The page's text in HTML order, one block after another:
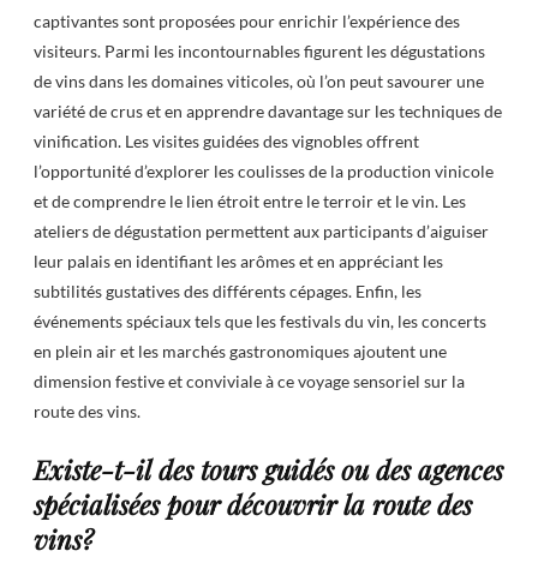
captivantes sont proposées pour enrichir l’expérience des
visiteurs. Parmi les incontournables figurent les dégustations
de vins dans les domaines viticoles, où l’on peut savourer une
variété de crus et en apprendre davantage sur les techniques de
vinification. Les visites guidées des vignobles offrent
l’opportunité d’explorer les coulisses de la production vinicole
et de comprendre le lien étroit entre le terroir et le vin. Les
ateliers de dégustation permettent aux participants d’aiguiser
leur palais en identifiant les arômes et en appréciant les
subtilités gustatives des différents cépages. Enfin, les
événements spéciaux tels que les festivals du vin, les concerts
en plein air et les marchés gastronomiques ajoutent une
dimension festive et conviviale à ce voyage sensoriel sur la
route des vins.
Existe-t-il des tours guidés ou des agences
spécialisées pour découvrir la route des
vins?